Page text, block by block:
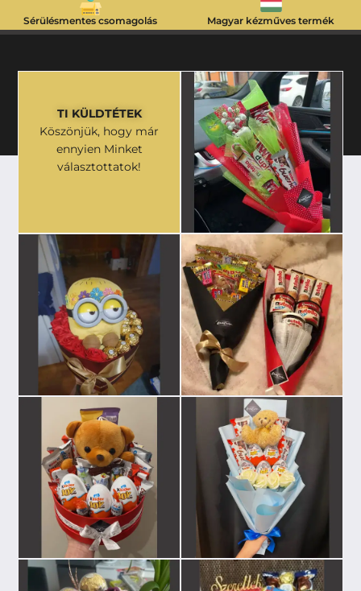
Sérülésmentes csomagolás Magyar kézműves termék
TI KÜLDTÉTEK
Köszönjük, hogy már
ennyien Minket
választottatok!